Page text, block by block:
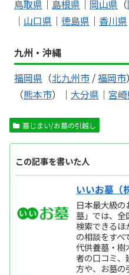
鳥取県 ｜ 島根県 ｜ 岡山県 （
｜ 山口県 ｜ 徳島県 ｜ 香川県
九州・沖縄
福岡県 （北九州市 /福岡市
（熊本市）｜ 大分県 ｜ 宮
墓じまい/お墓の引越し
この記事を書いた人
いいお墓（
日本最大級
墓」では、
検索できるほ
の相談をすべ
代供養墓・樹
者の口コミ、
方や、お墓の